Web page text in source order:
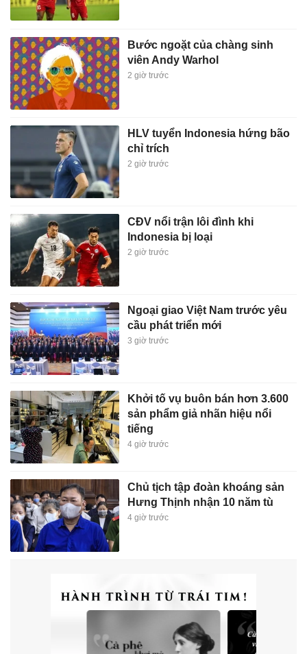
Bước ngoặt của chàng sinh
viên Andy Warhol
2 giờ trước
HLV tuyển Indonesia hứng bão
chỉ trích
2 giờ trước
CĐV nổi trận lôi đình khi
Indonesia bị loại
2 giờ trước
Ngoại giao Việt Nam trước yêu
cầu phát triển mới
3 giờ trước
Khởi tố vụ buôn bán hơn 3.600
sản phẩm giả nhãn hiệu nổi
tiếng
4 giờ trước
Chủ tịch tập đoàn khoáng sản
Hưng Thịnh nhận 10 năm tù
4 giờ trước